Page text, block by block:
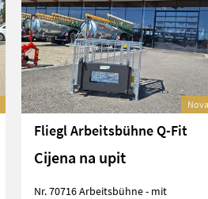
Fliegl Arbeitsbühne Q-Fit
Cijena na upit
Nr. 70716 Arbeitsbühne - mit